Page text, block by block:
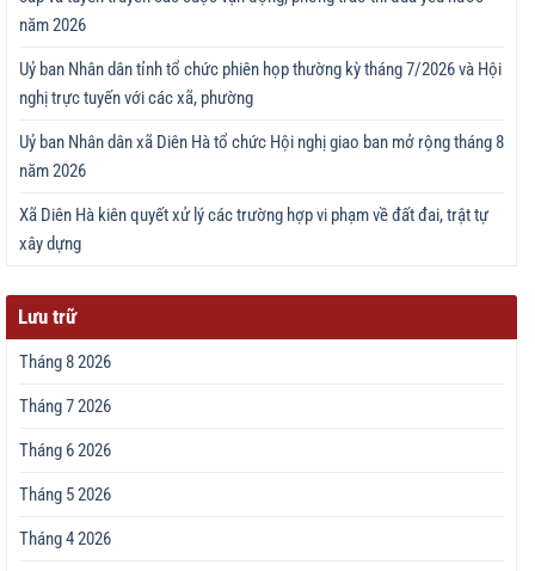
năm 2026
Uỷ ban Nhân dân tỉnh tổ chức phiên họp thường kỳ tháng 7/2026 và Hội
nghị trực tuyến với các xã, phường
Uỷ ban Nhân dân xã Diên Hà tổ chức Hội nghị giao ban mở rộng tháng 8
năm 2026
Xã Diên Hà kiên quyết xử lý các trường hợp vi phạm về đất đai, trật tự
xây dựng
Lưu trữ
Tháng 8 2026
Tháng 7 2026
Tháng 6 2026
Tháng 5 2026
Tháng 4 2026